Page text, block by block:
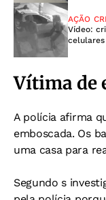
AÇÃO
Vídeo:
celulares
Vítima de
A polícia afirma
emboscada. Os
uma casa para
Segundo s